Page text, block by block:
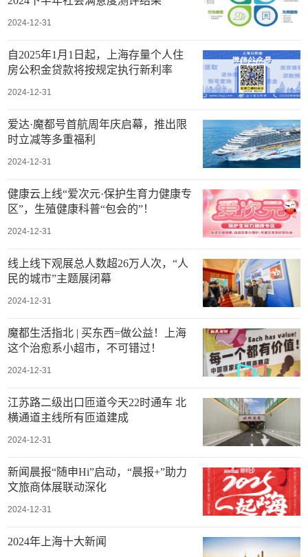
2024-12-31
自2025年1月1日起，上海存量个人住
房公积金贷款将按规定执行新利率
2024-12-31
爱达·魔都号首航周年庆启幕，推出限
时立减等多重福利
2024-12-31
健康云上线“爱次元·保护生育力健康专
区”，生殖健康科普“包会的”！
2024-12-31
线上线下观展总人数超26万人次，“人
民的城市”主题展闭幕
2024-12-31
魔都生活指北 | 买东西=做公益！上海
这个治愈系小超市，不可错过！
2024-12-31
江苏路二级出口匝道今天22时通车 北
横通道主线所有匝道建成
2024-12-31
新闻晨报“随申Hi”启动，“晨报+”助力
文旅商体展联动深化
2024-12-31
2024年上海十大新闻